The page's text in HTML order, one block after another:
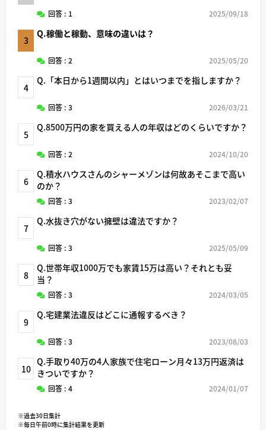
回答 : 1 2025/09/18
3
Q.稼働と稼動、意味の違いは？
回答 : 2 2025/05/20
4
Q.「本日から1週間以内」とはいつまでを指しますか？
回答 : 3 2026/03/21
5
Q.8500万円の家を買える人の年収はどのくらいですか？
回答 : 2 2024/10/20
6
Q.積水ハウスさんのシャーメゾンは何故あそこまで高い
のか？
回答 : 3 2023/02/07
7
Q.水抜き穴がない擁壁は違法ですか？
回答 : 3 2025/05/09
8
Q.世帯年収1000万でも家賃15万は高い？それとも妥
当？
回答 : 3 2024/03/05
9
Q.宅建業法違反はどこに通報するべき？
回答 : 3 2023/08/03
10
Q.手取り40万の4人家族で住宅ローン月々13万円返済は
きついですか？
回答 : 4 2024/01/07
※過去30日集計
※毎日午前0時に集計結果を更新